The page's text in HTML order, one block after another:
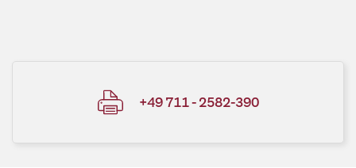
+49 711 - 2582-390